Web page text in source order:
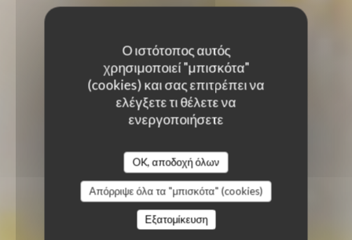
Ο ιστότοπος αυτός
χρησιμοποιεί "μπισκότα"
(cookies) και σας επιτρέπει να
ελέγξετε τι θέλετε να
ενεργοποιήσετε
OK, αποδοχή όλων
Απόρριψε όλα τα "μπισκότα" (cookies)
Εξατομίκευση